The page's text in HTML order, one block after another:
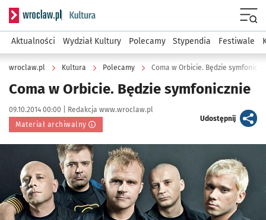
Serwis informacyjny wroclaw.pl podserwis: Kultura
Aktualności Wydział Kultury Polecamy Stypendia Festiwale
wroclaw.pl Kultura Polecamy Coma w Orbicie. Będzie
Coma w Orbicie. Będzie symfonicznie
Data publikacji:
09.10.2014 00:00 | Autor:
Redakcja www.wroclaw.pl
Materiał archiwalny
Udostępnijartykuł
Kliknij, aby powiększyć